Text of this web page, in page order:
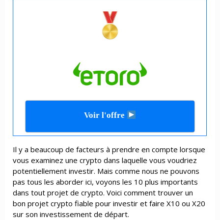
Voir l'offre
Il y a beaucoup de facteurs à prendre en compte lorsque
vous examinez une crypto dans laquelle vous voudriez
potentiellement investir. Mais comme nous ne pouvons
pas tous les aborder ici, voyons les 10 plus importants
dans tout projet de crypto. Voici comment trouver un
bon projet crypto fiable pour investir et faire X10 ou X20
sur son investissement de départ.